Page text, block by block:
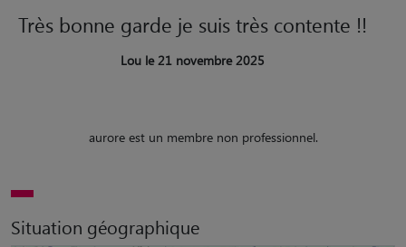
Très bonne garde je suis très contente !!
Lou le 21 novembre 2025
aurore est un membre non professionnel.
Situation géographique